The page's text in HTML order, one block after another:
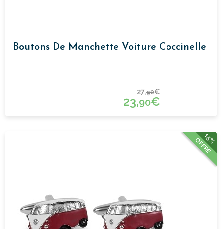
Boutons De Manchette Voiture Coccinelle
27,90€
23,90€
15%
OFFRE